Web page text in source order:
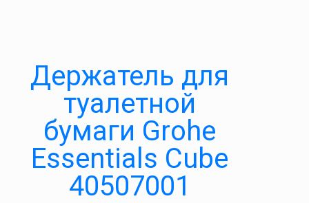
Держатель для
туалетной
бумаги Grohe
Essentials Cube
40507001